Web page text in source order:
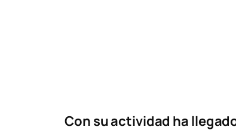
Con su actividad ha